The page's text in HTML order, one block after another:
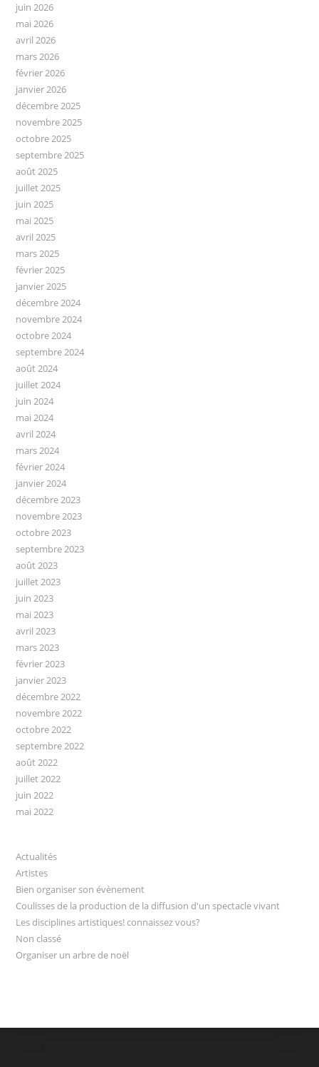
juin 2026
mai 2026
avril 2026
mars 2026
février 2026
janvier 2026
décembre 2025
novembre 2025
octobre 2025
septembre 2025
août 2025
juillet 2025
juin 2025
mai 2025
avril 2025
mars 2025
février 2025
janvier 2025
décembre 2024
novembre 2024
octobre 2024
septembre 2024
août 2024
juillet 2024
juin 2024
mai 2024
avril 2024
mars 2024
février 2024
janvier 2024
décembre 2023
novembre 2023
octobre 2023
septembre 2023
août 2023
juillet 2023
juin 2023
mai 2023
avril 2023
mars 2023
février 2023
janvier 2023
décembre 2022
novembre 2022
octobre 2022
septembre 2022
août 2022
juillet 2022
juin 2022
mai 2022
Actualités
Artistes
Bien organiser son évènement
Coulisses de la production de la diffusion d'un spectacle vivant
Les disciplines artistiques! connaissez vous?
Non classé
Organiser un arbre de noël